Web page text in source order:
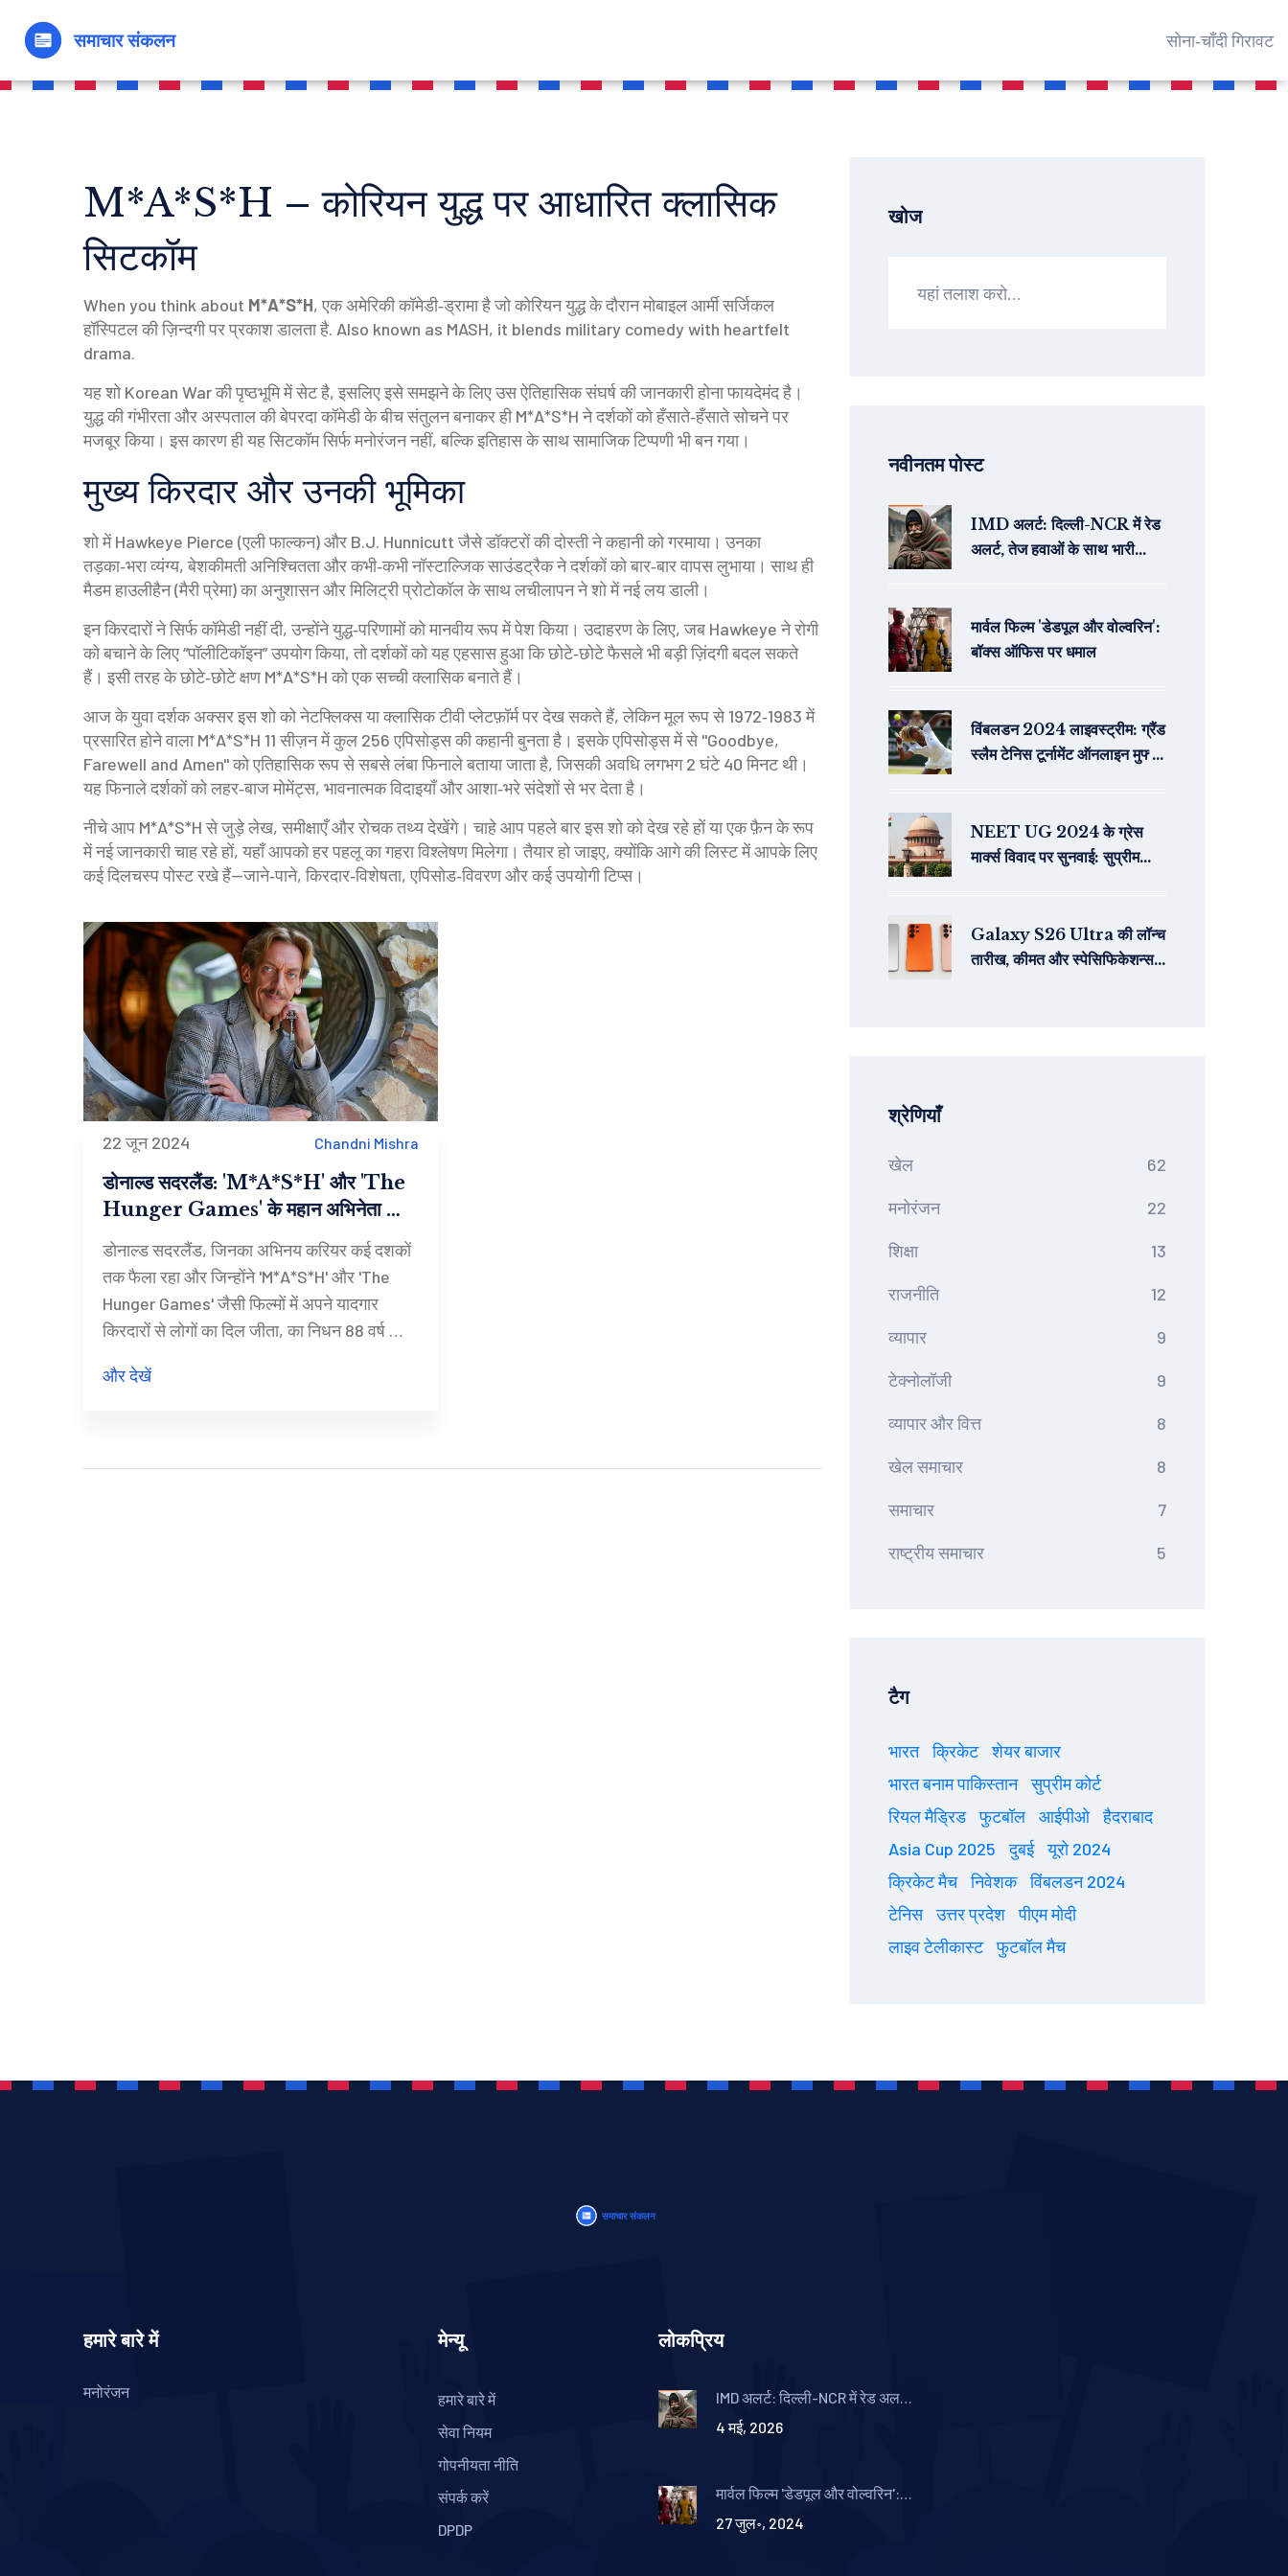
सोना‑चाँदी गिरावट
M*A*S*H – कोरियन युद्ध पर आधारित क्लासिक
सिटकॉम
When you think about M*A*S*H,एक अमेरिकी कॉमेडी‑ड्रामा है जो कोरियन युद्ध के दौरान मोबाइल आर्मी सर्जिकल
हॉस्पिटल की ज़िन्दगी पर प्रकाश डालता है. Also known as MASH, it blends military comedywith heartfelt
drama.
यह शोKorean Warकी पृष्ठभूमि में सेट है, इसलिए इसे समझने के लिए उस ऐतिहासिक संघर्ष की जानकारी होना फायदेमंद है।
युद्ध की गंभीरता और अस्पताल की बेपरदा कॉमेडी के बीच संतुलन बनाकर ही M*A*S*H ने दर्शकों को हँसाते‑हँसाते सोचने पर
मजबूर किया। इस कारण ही यह सिटकॉम सिर्फ मनोरंजन नहीं, बल्कि इतिहास के साथ सामाजिक टिप्पणी भी बन गया।
मुख्य किरदार और उनकी भूमिका
शो मेंHawkeye Pierce (एली फाल्कन) और B.J. Hunnicuttजैसे डॉक्टरों की दोस्ती ने कहानी को गरमाया। उनका
तड़का‑भरा व्यंग्य, बेशकीमती अनिश्चितता और कभी‑कभी नॉस्टाल्जिक साउंडट्रैक ने दर्शकों को बार‑बार वापस लुभाया। साथ ही
मैडम हाउलीहैन (मैरी प्रेमा) का अनुशासन और मिलिट्री प्रोटोकॉल के साथ लचीलापन ने शो में नई लय डाली।
इन किरदारों ने सिर्फ कॉमेडी नहीं दी, उन्होंने युद्ध‑परिणामों को मानवीय रूप में पेश किया। उदाहरण के लिए, जब Hawkeye ने रोगी
को बचाने के लिए “पॉलीटिकॉइन” उपयोग किया, तो दर्शकों को यह एहसास हुआ कि छोटे‑छोटे फैसले भी बड़ी ज़िंदगी बदल सकते
हैं। इसी तरह के छोटे‑छोटे क्षण M*A*S*H को एक सच्ची क्लासिक बनाते हैं।
आज के युवा दर्शक अक्सर इस शो को नेटफ्लिक्स या क्लासिक टीवी प्लेटफ़ॉर्म पर देख सकते हैं, लेकिन मूल रूप से 1972‑1983 में
प्रसारित होने वाला M*A*S*H 11 सीज़न में कुल 256 एपिसोड्स की कहानी बुनता है। इसके एपिसोड्स में से "Goodbye,
Farewell and Amen" को एतिहासिक रूप से सबसे लंबा फिनाले बताया जाता है, जिसकी अवधि लगभग 2 घंटे 40 मिनट थी।
यह फिनाले दर्शकों को लहर‑बाज मोमेंट्स, भावनात्मक विदाइयाँ और आशा‑भरे संदेशों से भर देता है।
नीचे आप M*A*S*H से जुड़े लेख, समीक्षाएँ और रोचक तथ्य देखेंगे। चाहे आप पहले बार इस शो को देख रहे हों या एक फ़ैन के रूप
में नई जानकारी चाह रहे हों, यहाँ आपको हर पहलू का गहरा विश्लेषण मिलेगा। तैयार हो जाइए, क्योंकि आगे की लिस्ट में आपके लिए
कई दिलचस्प पोस्ट रखे हैं—जाने‑पाने, किरदार‑विशेषता, एपिसोड‑विवरण और कई उपयोगी टिप्स।
22 जून 2024 Chandni Mishra
डोनाल्ड सदरलैंड: 'M*A*S*H' और 'The
Hunger Games' के महान अभिनेता का
88 वर्ष की आयु में निधन
डोनाल्ड सदरलैंड, जिनका अभिनय करियर कई दशकों
तक फैला रहा और जिन्होंने 'M*A*S*H' और 'The
Hunger Games' जैसी फिल्मों में अपने यादगार
किरदारों से लोगों का दिल जीता, का निधन 88 वर्ष की
और सराहा।
और देखें
खोज
नवीनतम पोस्ट
IMD अलर्ट: दिल्ली-NCR में रेड
अलर्ट, तेज हवाओं के साथ भारी
मार्वल फिल्म 'डेडपूल और वोल्वरिन':
बॉक्स ऑफिस पर धमाल
विंबलडन 2024 लाइवस्ट्रीम: ग्रैंड
स्लैम टेनिस टूर्नामेंट ऑनलाइन मुफ्त
NEET UG 2024 के ग्रेस
मार्क्स विवाद पर सुनवाई: सुप्रीम
Galaxy S26 Ultra की लॉन्च
तारीख, कीमत और स्पेसिफिकेशन्स:
श्रेणियाँ
खेल 62
मनोरंजन 22
शिक्षा 13
राजनीति 12
व्यापार 9
टेक्नोलॉजी 9
व्यापार और वित्त 8
खेल समाचार 8
समाचार 7
राष्ट्रीय समाचार 5
टैग
भारत क्रिकेट
शेयर बाजार
भारत बनाम पाकिस्तान
सुप्रीम कोर्ट
रियल मैड्रिड
फुटबॉल आईपीओ
हैदराबाद
Asia Cup 2025
दुबई
यूरो 2024
क्रिकेट मैच
निवेशक
विंबलडन 2024
टेनिस
उत्तर प्रदेश
पीएम मोदी
लाइव टेलीकास्ट
फुटबॉल मैच
हमारे बारे में
मनोरंजन
मेन्यू
हमारे बारे में
सेवा नियम
गोपनीयता नीति
संपर्क करें
DPDP
लोकप्रिय
IMD अलर्ट: दिल्ली-NCR में रेड अलर्ट,
चेतावनी
4 मई, 2026
मार्वल फिल्म 'डेडपूल और वोल्वरिन':
27 जुल॰, 2024